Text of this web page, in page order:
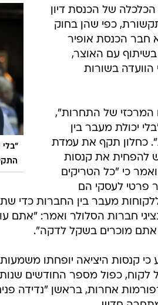
הצרכנים והרפורמה
להצעת האוצר בחוק
של הכנסת דיון
כפי שהן בחוק
חבר הכנסת אופיר
עם האוצר,
בשורות
המרכזי של התחרות",
יכולת מעבר בין
כחלון תקף את עמדת
להפחית את קנסות
כי "כל הטריקים